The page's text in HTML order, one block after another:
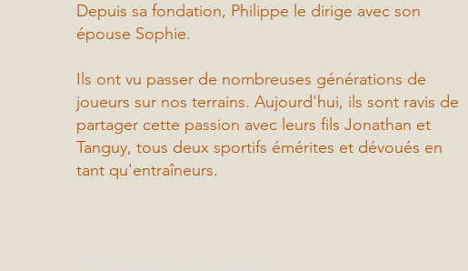
Depuis sa fondation, Philippe le dirige avec son
épouse Sophie.
Ils ont vu passer de nombreuses générations de
joueurs sur nos terrains. Aujourd'hui, ils sont ravis de
partager cette passion avec leurs fils Jonathan et
Tanguy, tous deux sportifs émérites et dévoués en
tant qu'entraîneurs.